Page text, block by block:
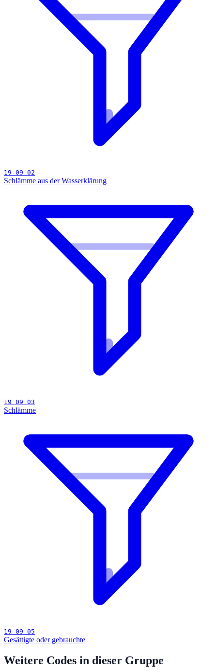
19 09 02
Schlämme aus der Wasserklärung
19 09 03
Schlämme
19 09 05
Gesättigte oder gebrauchte
Weitere Codes in dieser Gruppe